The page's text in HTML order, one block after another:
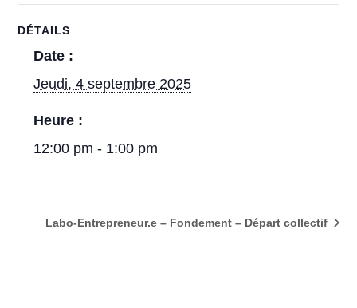
DÉTAILS
Date :
Jeudi, 4 septembre 2025
Heure :
12:00 pm - 1:00 pm
Labo-Entrepreneur.e – Fondement – Départ collectif